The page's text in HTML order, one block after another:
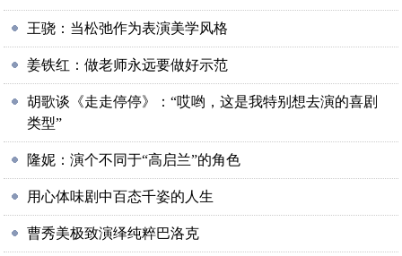
王骁：当松弛作为表演美学风格
姜铁红：做老师永远要做好示范
胡歌谈《走走停停》：“哎哟，这是我特别想去演的喜剧
类型”
隆妮：演个不同于“高启兰”的角色
用心体味剧中百态千姿的人生
曹秀美极致演绎纯粹巴洛克